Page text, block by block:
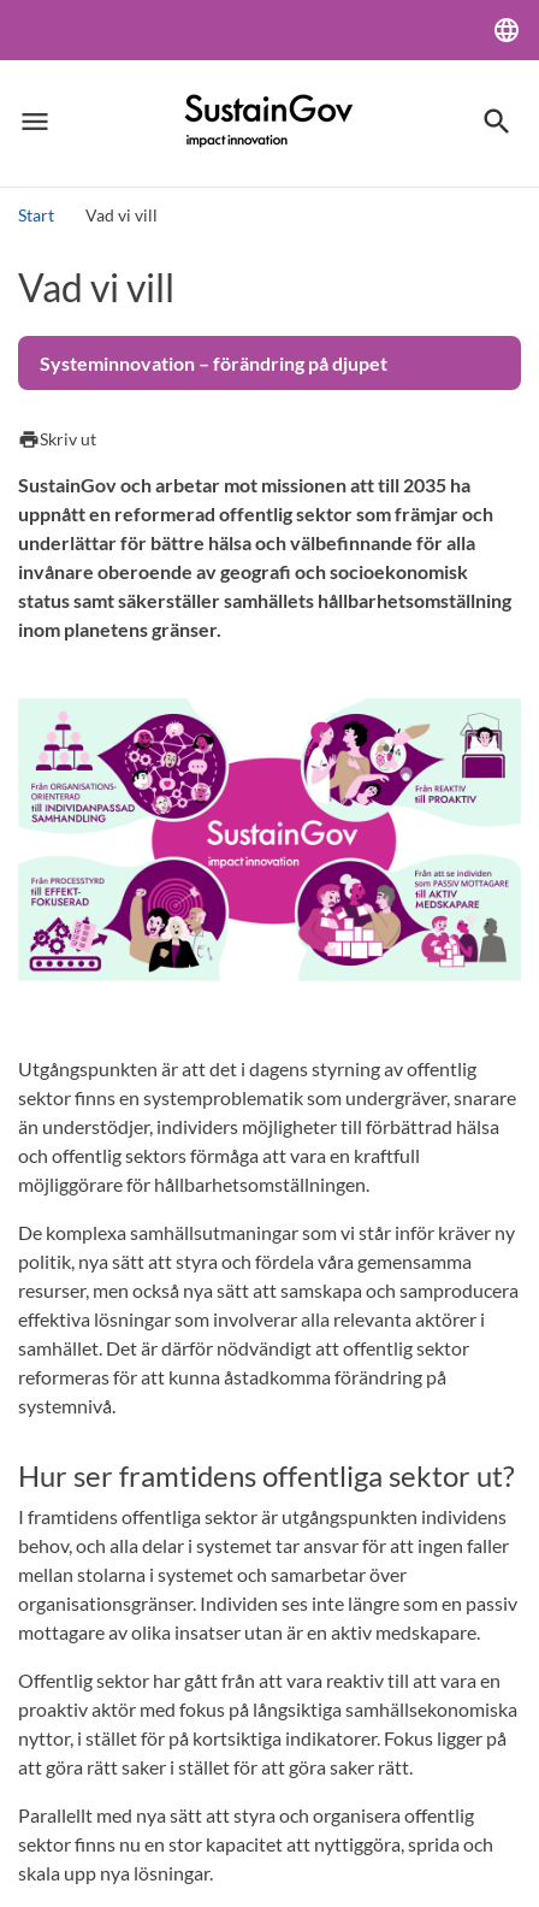
language
menu
Meny search
Sök
Start Vad vi vill
Vad vi vill
Systeminnovation – förändring på djupet
printSkriv ut
SustainGov och arbetar mot missionen att till 2035 ha
uppnått en reformerad offentlig sektor som främjar och
underlättar för bättre hälsa och välbefinnande för alla
invånare oberoende av geografi och socioekonomisk
status samt säkerställer samhällets hållbarhetsomställning
inom planetens gränser.
Utgångspunkten är att det i dagens styrning av offentlig
sektor finns en systemproblematik som undergräver, snarare
än understödjer, individers möjligheter till förbättrad hälsa
och offentlig sektors förmåga att vara en kraftfull
möjliggörare för hållbarhetsomställningen.
De komplexa samhällsutmaningar som vi står inför kräver ny
politik, nya sätt att styra och fördela våra gemensamma
resurser, men också nya sätt att samskapa och samproducera
effektiva lösningar som involverar alla relevanta aktörer i
samhället. Det är därför nödvändigt att offentlig sektor
reformeras för att kunna åstadkomma förändring på
systemnivå.
Hur ser framtidens offentliga sektor ut?
I framtidens offentliga sektor är utgångspunkten individens
behov, och alla delar i systemet tar ansvar för att ingen faller
mellan stolarna i systemet och samarbetar över
organisationsgränser. Individen ses inte längre som en passiv
mottagare av olika insatser utan är en aktiv medskapare.
Offentlig sektor har gått från att vara reaktiv till att vara en
proaktiv aktör med fokus på långsiktiga samhällsekonomiska
nyttor, i stället för på kortsiktiga indikatorer. Fokus ligger på
att göra rätt saker i stället för att göra saker rätt.
Parallellt med nya sätt att styra och organisera offentlig
sektor finns nu en stor kapacitet att nyttiggöra, sprida och
skala upp nya lösningar.